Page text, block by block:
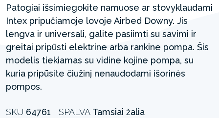
Patogiai išsimiegokite namuose ar stovyklaudami
Intex pripučiamoje lovoje Airbed Downy. Jis
lengva ir universali, galite pasiimti su savimi ir
greitai pripūsti elektrine arba rankine pompa. Šis
modelis tiekiamas su vidine kojine pompa, su
kuria pripūsite čiužinį nenaudodami išorinės
pompos.
SKU 64761 SPALVA Tamsiai žalia